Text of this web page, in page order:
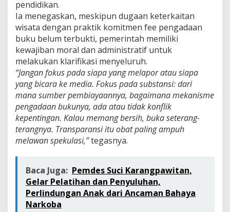
pendidikan.
Ia menegaskan, meskipun dugaan keterkaitan
wisata dengan praktik komitmen fee pengadaan
buku belum terbukti, pemerintah memiliki
kewajiban moral dan administratif untuk
melakukan klarifikasi menyeluruh.
“Jangan fokus pada siapa yang melapor atau siapa
yang bicara ke media. Fokus pada substansi: dari
mana sumber pembiayaannya, bagaimana mekanisme
pengadaan bukunya, ada atau tidak konflik
kepentingan. Kalau memang bersih, buka seterang-
terangnya. Transparansi itu obat paling ampuh
melawan spekulasi,”tegasnya.
Baca Juga: Pemdes Suci Karangpawitan,
Gelar Pelatihan dan Penyuluhan,
Perlindungan Anak dari Ancaman Bahaya
Narkoba